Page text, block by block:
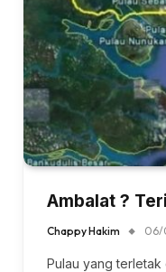
Ambalat ?
Chappy Hakim 06/
Pulau yang terletak